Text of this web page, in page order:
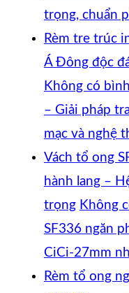
trọng, chuẩn
Rèm tre trúc
Á Đông độc
Không có
– Giải pháp
mạc và nghệ
Vách tổ ong
hành lang –
trọng Không
SF336 ngăn
CiCi-27mm
Rèm tổ ong